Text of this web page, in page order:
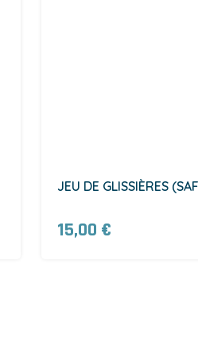
JEU DE GLISSIÈRES
15,00 €